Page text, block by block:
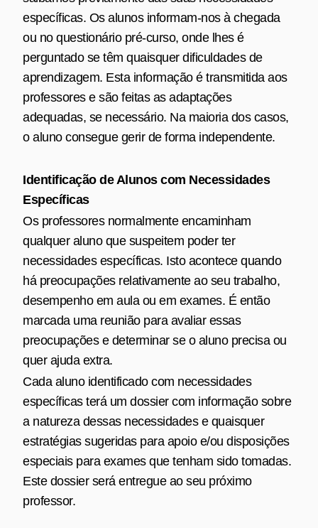
específicas. Os alunos informam-nos à chegada
ou no questionário pré-curso, onde lhes é
perguntado se têm quaisquer dificuldades de
aprendizagem. Esta informação é transmitida aos
professores e são feitas as adaptações
adequadas, se necessário. Na maioria dos casos,
o aluno consegue gerir de forma independente.
Identificação de Alunos com Necessidades
Específicas
Os professores normalmente encaminham
qualquer aluno que suspeitem poder ter
necessidades específicas. Isto acontece quando
há preocupações relativamente ao seu trabalho,
desempenho em aula ou em exames. É então
marcada uma reunião para avaliar essas
preocupações e determinar se o aluno precisa ou
quer ajuda extra.
Cada aluno identificado com necessidades
específicas terá um dossier com informação sobre
a natureza dessas necessidades e quaisquer
estratégias sugeridas para apoio e/ou disposições
especiais para exames que tenham sido tomadas.
Este dossier será entregue ao seu próximo
professor.